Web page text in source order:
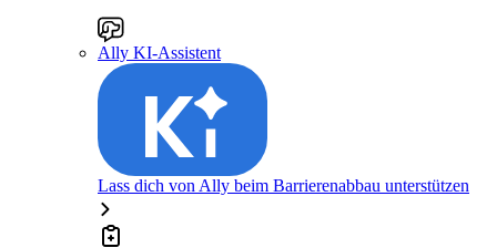
Ally KI-Assistent
Lass dich von Ally beim Barrierenabbau unterstützen